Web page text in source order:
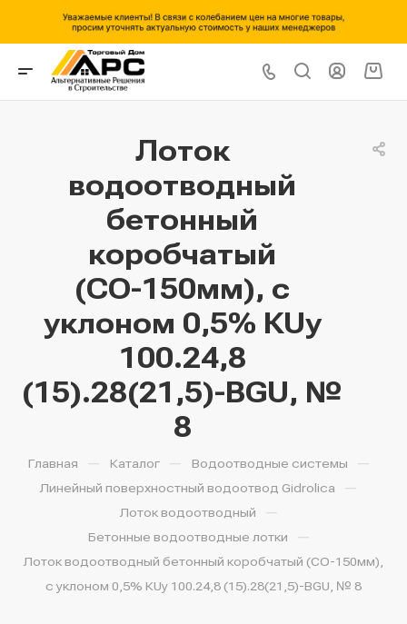
Лоток
водоотводный
бетонный
коробчатый
(СО-150мм), с
уклоном 0,5% КUу
100.24,8
(15).28(21,5)-BGU, №
8
Главная — Каталог — Водоотводные системы —
Линейный поверхностный водоотвод Gidrolica —
Лоток водоотводный —
Бетонные водоотводные лотки —
Лоток водоотводный бетонный коробчатый (СО-150мм),
с уклоном 0,5% КUу 100.24,8 (15).28(21,5)-BGU, № 8